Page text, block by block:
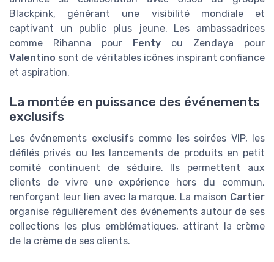
Blackpink, générant une visibilité mondiale et
captivant un public plus jeune. Les ambassadrices
comme Rihanna pour Fenty ou Zendaya pour
Valentino sont de véritables icônes inspirant confiance
et aspiration.
La montée en puissance des événements
exclusifs
Les événements exclusifs comme les soirées VIP, les
défilés privés ou les lancements de produits en petit
comité continuent de séduire. Ils permettent aux
clients de vivre une expérience hors du commun,
renforçant leur lien avec la marque. La maison Cartier
organise régulièrement des événements autour de ses
collections les plus emblématiques, attirant la crème
de la crème de ses clients.